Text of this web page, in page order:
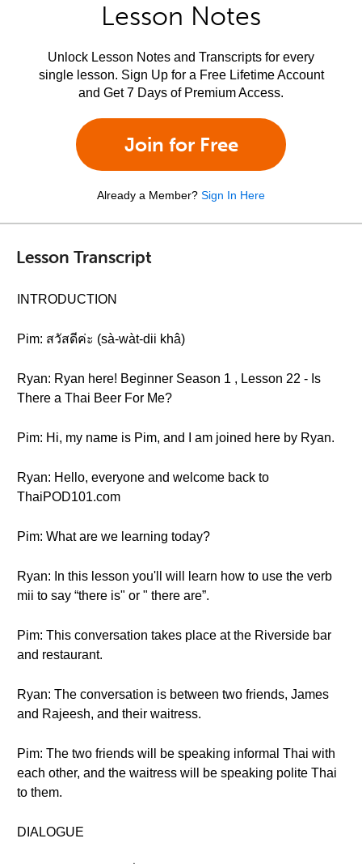
Lesson Notes
Unlock Lesson Notes and Transcripts for every
single lesson. Sign Up for a Free Lifetime Account
and Get 7 Days of Premium Access.
Join for Free
Already a Member? Sign In Here
Lesson Transcript
INTRODUCTION
Pim: สวัสดีค่ะ (sà-wàt-dii khâ)
Ryan: Ryan here! Beginner Season 1 , Lesson 22 - Is
There a Thai Beer For Me?
Pim: Hi, my name is Pim, and I am joined here by Ryan.
Ryan: Hello, everyone and welcome back to
ThaiPOD101.com
Pim: What are we learning today?
Ryan: In this lesson you'll will learn how to use the verb
mii to say “there is" or " there are”.
Pim: This conversation takes place at the Riverside bar
and restaurant.
Ryan: The conversation is between two friends, James
and Rajeesh, and their waitress.
Pim: The two friends will be speaking informal Thai with
each other, and the waitress will be speaking polite Thai
to them.
DIALOGUE